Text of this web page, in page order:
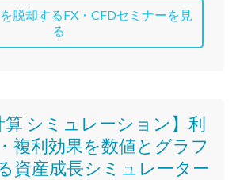
脱却するFX・CFDセミナーを見
る
算 シミュレーション】利
複利効果を数値とグラフ
資産成長シミュレーター